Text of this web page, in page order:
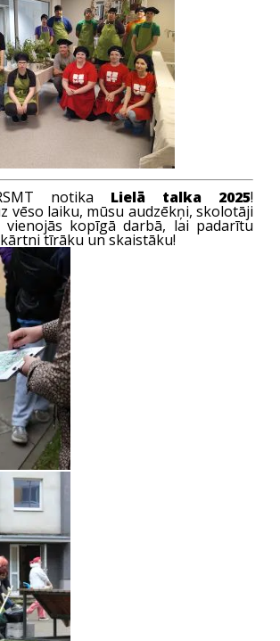
notika Lielā talka 2025!
vēso laiku, mūsu audzēkņi, skolotāji
kopīgā darbā, lai padarītu
tīrāku un skaistāku!